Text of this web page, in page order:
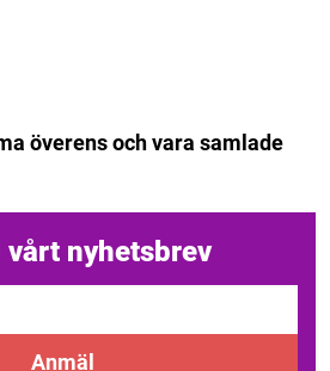
överens och vara samlade
nyhetsbrev
Anmäl